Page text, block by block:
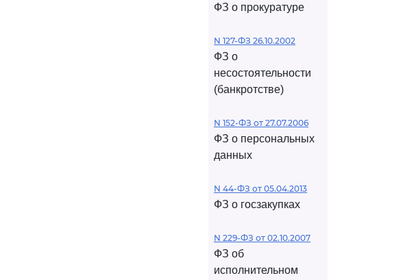
ФЗ о прокуратуре
N 127-ФЗ 26.10.2002
ФЗ о
несостоятельности
(банкротстве)
N 152-ФЗ от 27.07.2006
ФЗ о персональных
данных
N 44-ФЗ от 05.04.2013
ФЗ о госзакупках
N 229-ФЗ от 02.10.2007
ФЗ об
исполнительном